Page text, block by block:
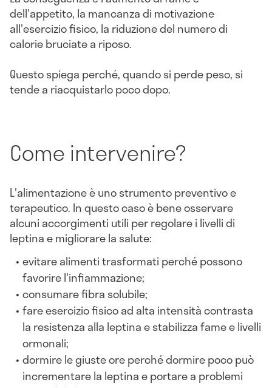
dell'appetito, la mancanza di motivazione
all'esercizio fisico, la riduzione del numero di
calorie bruciate a riposo.
Questo spiega perché, quando si perde peso, si
tende a riacquistarlo poco dopo.
Come intervenire?
L'alimentazione è uno strumento preventivo e
terapeutico. In questo caso è bene osservare
alcuni accorgimenti utili per regolare i livelli di
leptina e migliorare la salute:
evitare alimenti trasformati perché possono
favorire l'infiammazione;
consumare fibra solubile;
fare esercizio fisico ad alta intensità contrasta
la resistenza alla leptina e stabilizza fame e livelli
ormonali;
dormire le giuste ore perché dormire poco può
incrementare la leptina e portare a problemi